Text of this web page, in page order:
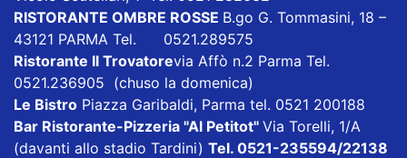
RISTORANTE OMBRE ROSSE B.go G. Tommasini, 18 –
43121 PARMA Tel. 0521.289575
Ristorante Il Trovatorevia Affò n.2 Parma Tel.
0521.236905 (chuso la domenica)
Le Bistro Piazza Garibaldi, Parma tel. 0521 200188
Bar Ristorante-Pizzeria "Al Petitot" Via Torelli, 1/A
(davanti allo stadio Tardini) Tel. 0521-235594/22138